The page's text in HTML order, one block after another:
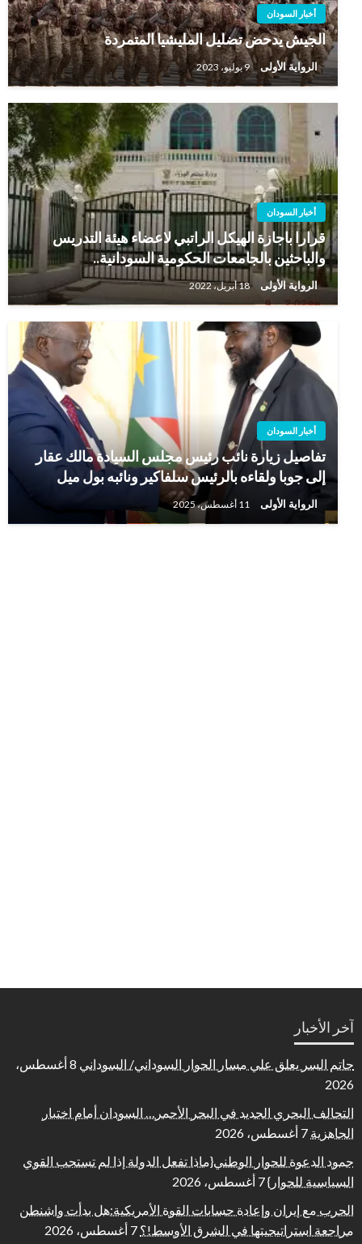
أخبار السودان
الجيش يدحض تضليل المليشيا المتمردة
الرواية الأولى 9 يوليو، 2023
أخبار السودان
قرارا باجازة الهيكل الراتبي لاعضاء هيئة التدريس
والباحثين بالجامعات الحكومية السودانية..
الرواية الأولى 18 أبريل، 2022
أخبار السودان
تفاصيل زيارة نائب رئيس مجلس السيادة مالك عقار
إلى جوبا ولقاءه بالرئيس سلفاكير ونائبه بول ميل
الرواية الأولى 11 أغسطس، 2025
آخر الأخبار
حاتم السر يعلق علي مسار الحوار السوداني/ السوداني
8 أغسطس،
2026
التحالف البحري الجديد في البحر الأحمر… السودان أمام اختبار
الجاهزية 7 أغسطس، 2026
جمود الدعوة للحوار الوطني{ماذا تفعل الدولة إذا لم تستجب القوي
السياسية للحوار}7 أغسطس، 2026
الحرب مع إيران وإعادة حسابات القوة الأمريكية:هل بدأت واشنطن
مراجعة استراتيجيتها في الشرق الأوسط!؟ 7 أغسطس، 2026